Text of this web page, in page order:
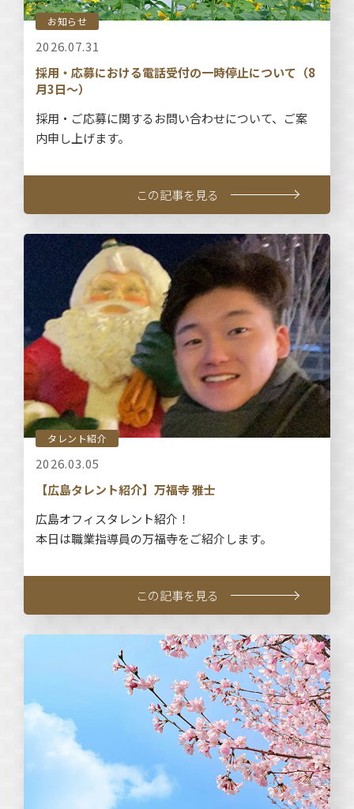
お知らせ
2026.07.31
採用・応募における電話受付の一時停止について（8
月3日～）
採用・ご応募に関するお問い合わせについて、ご案
内申し上げます。
この記事を見る
タレント紹介
2026.03.05
【広島タレント紹介】万福寺 雅士
広島オフィスタレント紹介！
本日は職業指導員の万福寺をご紹介します。
この記事を見る